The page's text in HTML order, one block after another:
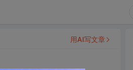
用AI写文章